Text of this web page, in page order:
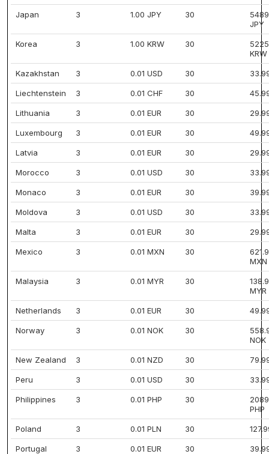
Japan 3 1.00 JPY 30
JPY
Korea 3 1.00 KRW 30
KRW
Kazakhstan 3 0.01 USD 30
Liechtenstein 3 0.01 CHF 30
Lithuania 3 0.01 EUR 30
Luxembourg 3 0.01 EUR 30
Latvia 3 0.01 EUR 30
Morocco 3 0.01 USD 30
Monaco 3 0.01 EUR 30
Moldova 3 0.01 USD 30
Malta 3 0.01 EUR 30
Mexico 3 0.01 MXN 30
MXN
Malaysia 3 0.01 MYR 30
MYR
Netherlands 3 0.01 EUR 30
Norway 3 0.01 NOK 30
NOK
New Zealand 3 0.01 NZD 30
Peru 3 0.01 USD 30
Philippines 3 0.01 PHP 30
PHP
Poland 3 0.01 PLN 30
Portugal 3 0.01 EUR 30